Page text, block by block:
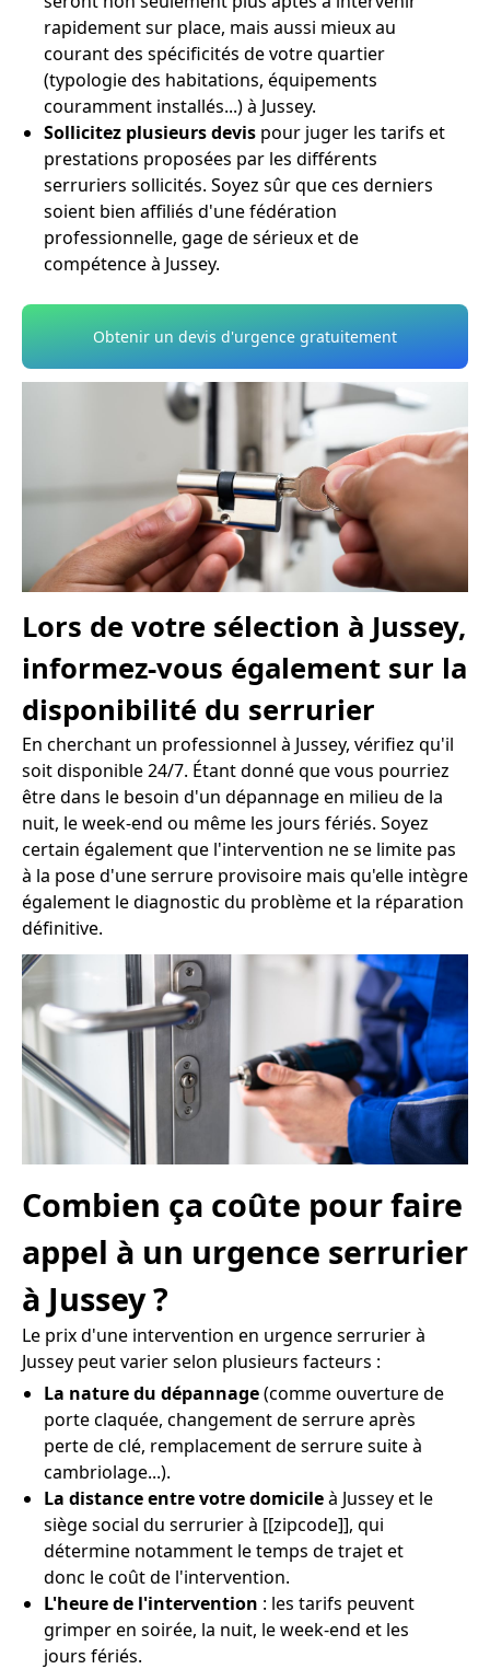
rapidement sur place, mais aussi mieux au
courant des spécificités de votre quartier
(typologie des habitations, équipements
couramment installés...) à Jussey.
Sollicitez plusieurs devis pour juger les tarifs et
prestations proposées par les différents
serruriers sollicités. Soyez sûr que ces derniers
soient bien affiliés d'une fédération
professionnelle, gage de sérieux et de
compétence à Jussey.
Obtenir un devis d'urgence gratuitement
Lors de votre sélection à Jussey,
informez-vous également sur la
disponibilité du serrurier
En cherchant un professionnel à Jussey, vérifiez qu'il
soit disponible 24/7. Étant donné que vous pourriez
être dans le besoin d'un dépannage en milieu de la
nuit, le week-end ou même les jours fériés. Soyez
certain également que l'intervention ne se limite pas
à la pose d'une serrure provisoire mais qu'elle intègre
également le diagnostic du problème et la réparation
définitive.
Combien ça coûte pour faire
appel à un urgence serrurier
à Jussey ?
Le prix d'une intervention en urgence serrurier à
Jussey peut varier selon plusieurs facteurs :
La nature du dépannage(comme ouverture de
porte claquée, changement de serrure après
perte de clé, remplacement de serrure suite à
cambriolage...).
La distance entre votre domicileà Jussey et le
siège social du serrurier à [[zipcode]], qui
détermine notamment le temps de trajet et
donc le coût de l'intervention.
L'heure de l'intervention : les tarifs peuvent
grimper en soirée, la nuit, le week-end et les
jours fériés.